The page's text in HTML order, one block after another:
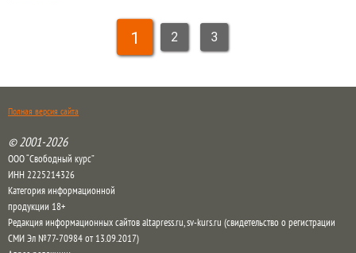
1 2 3
Полная версия сайта
© 2001-2026
ООО “Свободный курс”
ИНН 2225214326
Категория информационной
продукции 18+
Редакция информационных сайтов altapress.ru, sv-kurs.ru (свидетельство о регистрации
СМИ Эл №77-70984 от 13.09.2017)